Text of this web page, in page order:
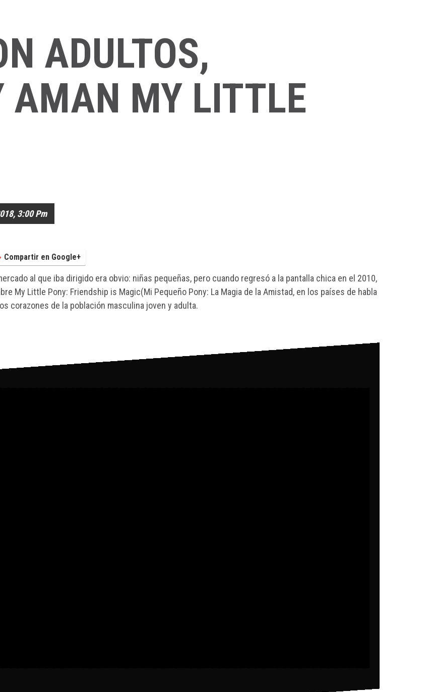
ADULTOS,
AMAN MY LITTLE
3:00 Pm
Compartir en Google+
al que iba dirigido era obvio: niñas pequeñas, pero cuando regresó a la pantalla chica en el 2010,
My Little Pony: Friendship is Magic(Mi Pequeño Pony: La Magia de la Amistad, en los países de habla
corazones de la población masculina joven y adulta.